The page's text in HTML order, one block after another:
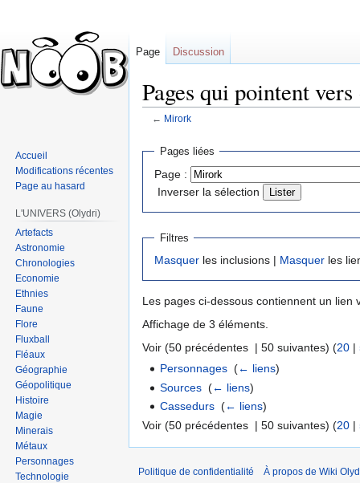
Pages qui pointent
← Mirork
Sauter
navigation
Sauter
recherche
Pages liées
Page :
Inverser la sélection
Filtres
Masquer les inclusions | Masquer les
Les pages ci-dessous contiennent un lien
Affichage de 3 éléments.
Voir (50 précédentes | 50 suivantes) (20 |
Personnages ‎(← liens)
Sources ‎(← liens)
Cassedurs ‎(← liens)
Voir (50 précédentes | 50 suivantes) (20 |
Page Discussion
Accueil
Modifications récentes
Page au hasard
L'UNIVERS (Olydri)
Artefacts
Astronomie
Chronologies
Economie
Ethnies
Faune
Flore
Fluxball
Fléaux
Géographie
Géopolitique
Histoire
Magie
Minerais
Métaux
Personnages
Technologie
Politique de confidentialité À propos de Wiki